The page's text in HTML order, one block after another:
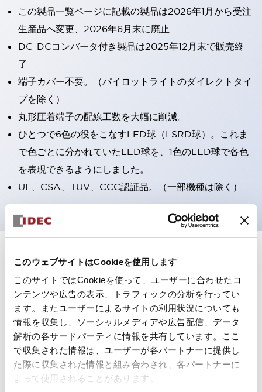
このウェブサイトはCookieを使用します
このサイトではCookieを使って、ユーザーに合わせたコ
ンテンツや広告の表示、トラフィックの分析を行ってい
ます。またユーザーによるサイトの利用状況についても
情報を収集し、ソーシャルメディアや広告配信、データ
解析の各サードパーティに情報を共有しています。ここ
で収集された情報は、ユーザーが各パートナーに提供し
た際に収集された情報と組み合わされ、各パートナーに
よって使用されることがあります。
この製品一覧ページに記載の製品は2026年1月から受注
生産品へ変更、2026年6月末に廃止
DC-DCコンバータ付き製品は2025年12月末で販売終
了
端子カバー不要。（パイロットライトのダイレクトタイ
プを除く）
丸形圧着端子の配線工数を大幅に削減。
ひとつで6色の役をこなすLED球（LSRD球）。これま
で色ごとに分かれていたLED球を、1色のLED球で各色
を表現できるようにしました。
UL、CSA、TÜV、CCC認証品。（一部機種は除く）
仕様
形状仕様
電気的仕様(照光部定格)
環境仕様
機能仕様